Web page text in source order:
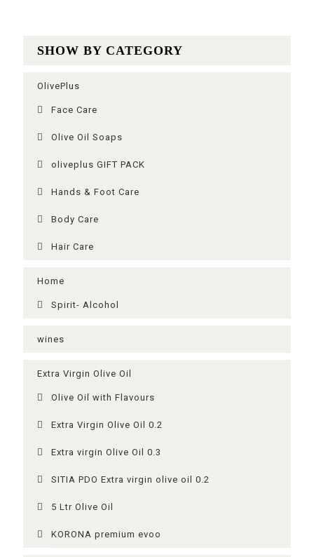
SHOW BY CATEGORY
OlivePlus
Face Care
Olive Oil Soaps
oliveplus GIFT PACK
Ηands & Foot Care
Body Care
Hair Care
Home
Spirit- Alcohol
wines
Extra Virgin Olive Oil
Olive Oil with Flavours
Extra Virgin Olive Oil 0.2
Extra virgin Olive Oil 0.3
SITIA PDO Extra virgin olive oil 0.2
5 Ltr Olive Oil
KORONA premium evoo